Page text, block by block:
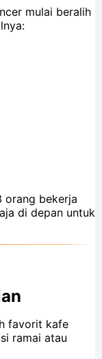
mulai beralih
orang bekerja
di depan untuk
favorit kafe
ramai atau